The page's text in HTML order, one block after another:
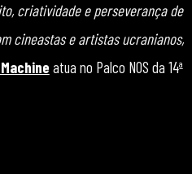
criatividade e perseverança de
cineastas e artistas ucranianos,
atua no Palco NOS da 14ª